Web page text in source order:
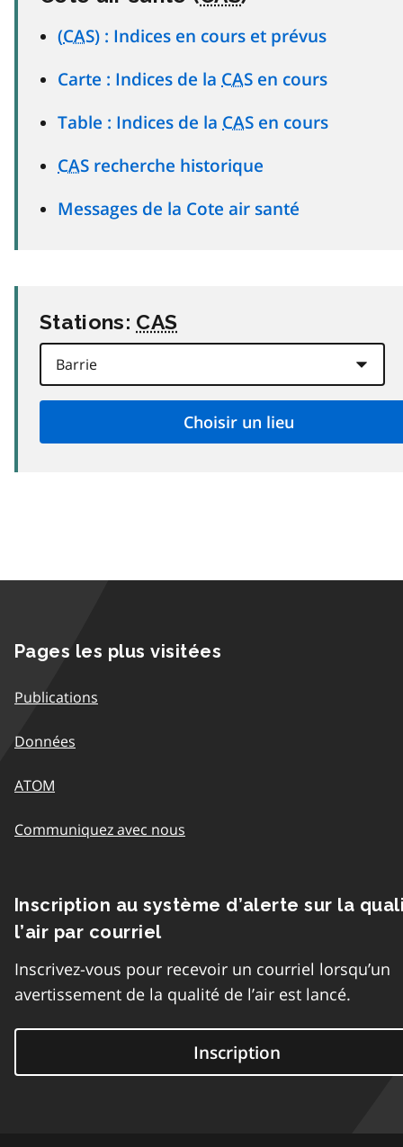
(CAS) : Indices en cours et prévus
Carte : Indices de la CAS en cours
Table : Indices de la CAS en cours
CAS recherche historique
Messages de la Cote air santé
Stations: CAS
Pages les plus visitées
Publications
Données
ATOM
Communiquez avec nous
Inscription au système d’alerte sur la
l’air par courriel
Inscrivez-vous pour recevoir un courriel lorsqu’un
avertissement de la qualité de l’air est lancé.
Inscription